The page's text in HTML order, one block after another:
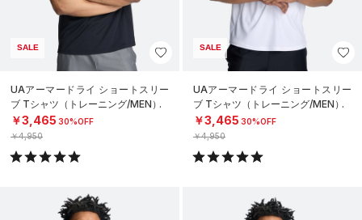
SALE
UAアーマードライ ショートスリー
ブ Tシャツ（トレーニング/MEN）
￥3,465 30%OFF
￥4,950
SALE
UAアーマードライ ショートスリー
ブ Tシャツ（トレーニング/MEN）
￥3,465 30%OFF
￥4,950